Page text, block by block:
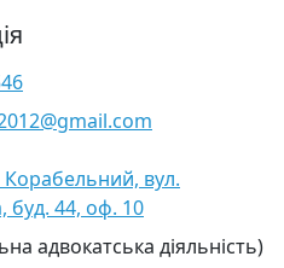
вул.
буд. 44, оф. 10
адвокатська діяльність)